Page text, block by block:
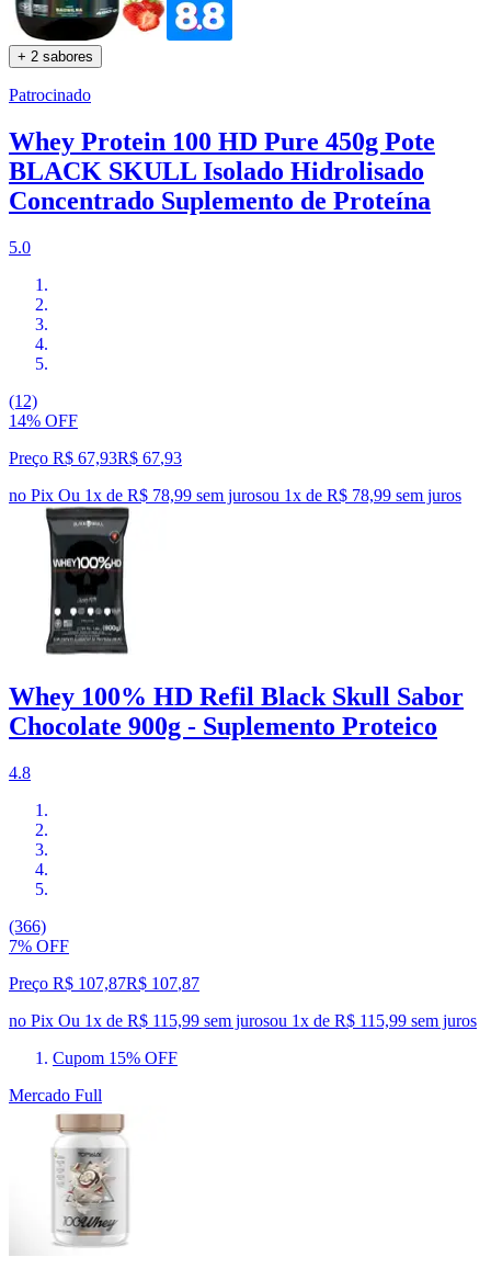
+ 2 sabores
Patrocinado
Whey Protein 100 HD Pure 450g Pote
BLACK SKULL Isolado Hidrolisado
Concentrado Suplemento de Proteína
5.0
(12)
14% OFF
Preço R$ 67,93R$ 67,93
no Pix Ou 1x de R$ 78,99 sem jurosou 1x de R$ 78,99 sem juros
Whey 100% HD Refil Black Skull Sabor
Chocolate 900g - Suplemento Proteico
4.8
(366)
7% OFF
Preço R$ 107,87R$ 107,87
no Pix Ou 1x de R$ 115,99 sem jurosou 1x de R$ 115,99 sem juros
Cupom 15% OFF
Mercado Full